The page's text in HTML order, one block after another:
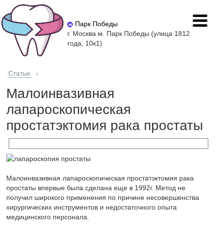
Парк Победы
г. Москва м. Парк Победы (улица 1812
года, 10к1)
Статьи ›
Малоинвазивная
лапароскопическая
простатэктомия рака простаты
Малоинвазивная лапароскопическая простатэктомия рака
простаты впервые была сделана еще в 1992г. Метод не
получил широкого применения по причине несовершенства
хирургических инструментов и недостаточного опыта
медицинского персонала.